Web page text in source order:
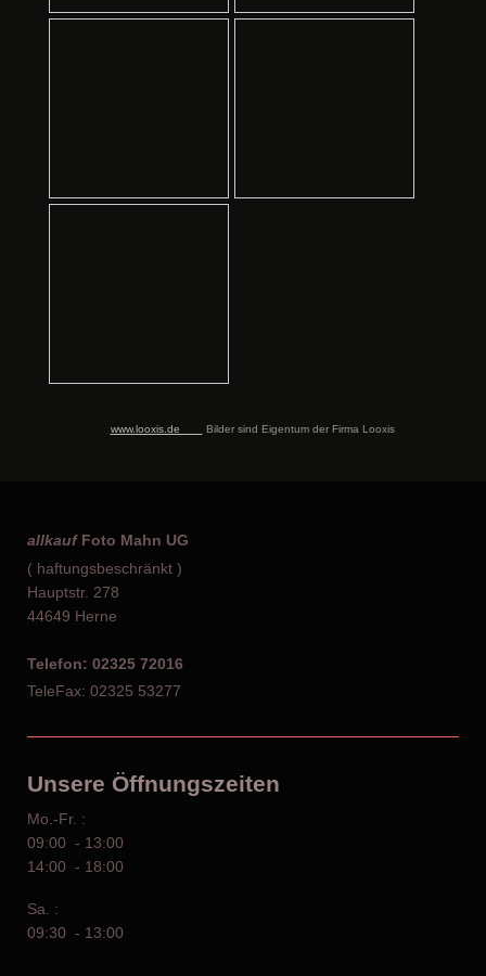
www.looxis.de Bilder sind Eigentum der Firma Looxis
allkaufFoto Mahn UG
( haftungsbeschränkt )
Hauptstr. 278
44649 Herne
Telefon: 02325 72016
TeleFax: 02325 53277
Unsere Öffnungszeiten
Mo.-Fr. :
09:00 - 13:00
14:00 - 18:00
Sa. :
09:30 - 13:00